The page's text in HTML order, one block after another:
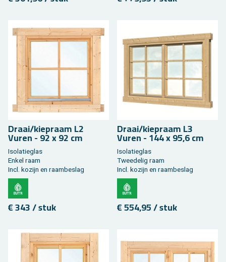
Draai/kie­praam L2
Vuren - 92 x 92 cm
Iso­la­tieglas
Enkel raam
Incl. ko­zijn en raam­be­slag
€ 343 / stuk
Draai/kie­praam L3
Vuren - 144 x 95,6 cm
Iso­la­tieglas
Twee­de­lig raam
Incl. ko­zijn en raam­be­slag
€ 554,95 / stuk